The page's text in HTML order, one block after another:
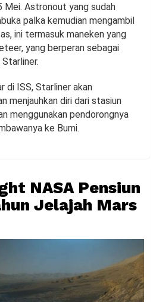
Mei. Astronout yang sudah
palka kemudian mengambil
ini termasuk maneken yang
yang berperan sebagai
di ISS, Starliner akan
menjauhkan diri dari stasiun
menggunakan pendorongnya
ke Bumi.
NASA Pensiun
Jelajah Mars